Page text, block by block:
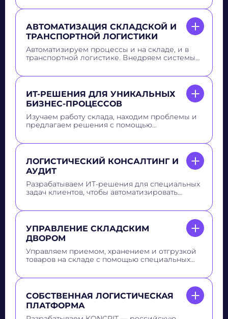
быстрее находить и собирать их, что повышает
АВТОМАТИЗАЦИЯ СКЛАДСКОЙ И
ТРАНСПОРТНОЙ ЛОГИСТИКИ
Автоматизируем процессы и на складе, и в
транспортной логистике. Внедряем системы
транспортом, что делает всю логистику более
ИТ-РЕШЕНИЯ ДЛЯ УНИКАЛЬНЫХ
БИЗНЕС-ПРОЦЕССОВ
Изучаем работу склада, находим проблемы и
предлагаем решения с помощью
принимать правильные решения,
больше
ЛОГИСТИЧЕСКИЙ КОНСАЛТИНГ И
АУДИТ
Разрабатываем ИТ-решения для специальных
задач клиентов, чтобы автоматизировать
эффективность бизнеса
УПРАВЛЕНИЕ СКЛАДСКИМ
ДВОРОМ
Управляем приемом, хранением и отгрузкой
товаров на складе с помощью специальных
складом удобнее и быстрее, повышаем
СОБСТВЕННАЯ ЛОГИСТИЧЕСКАЯ
ПЛАТФОРМА